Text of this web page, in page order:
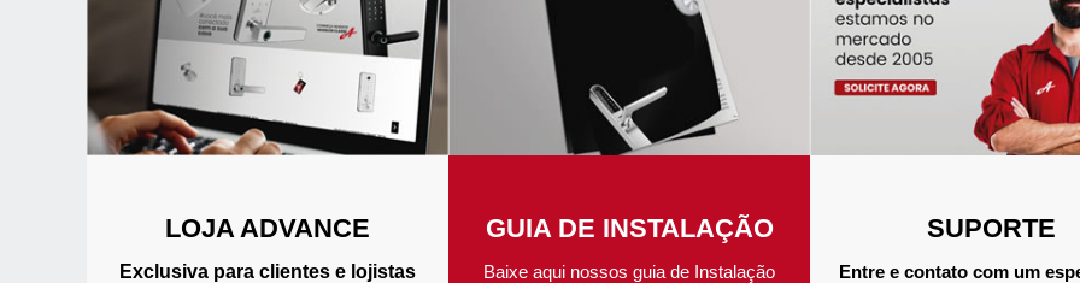
LOJA ADVANCE
Exclusiva para clientes e lojistas
GUIA DE INSTALAÇÃO
Baixe aqui nossos guia de Instalação
SUPORTE
Entre e contato com um